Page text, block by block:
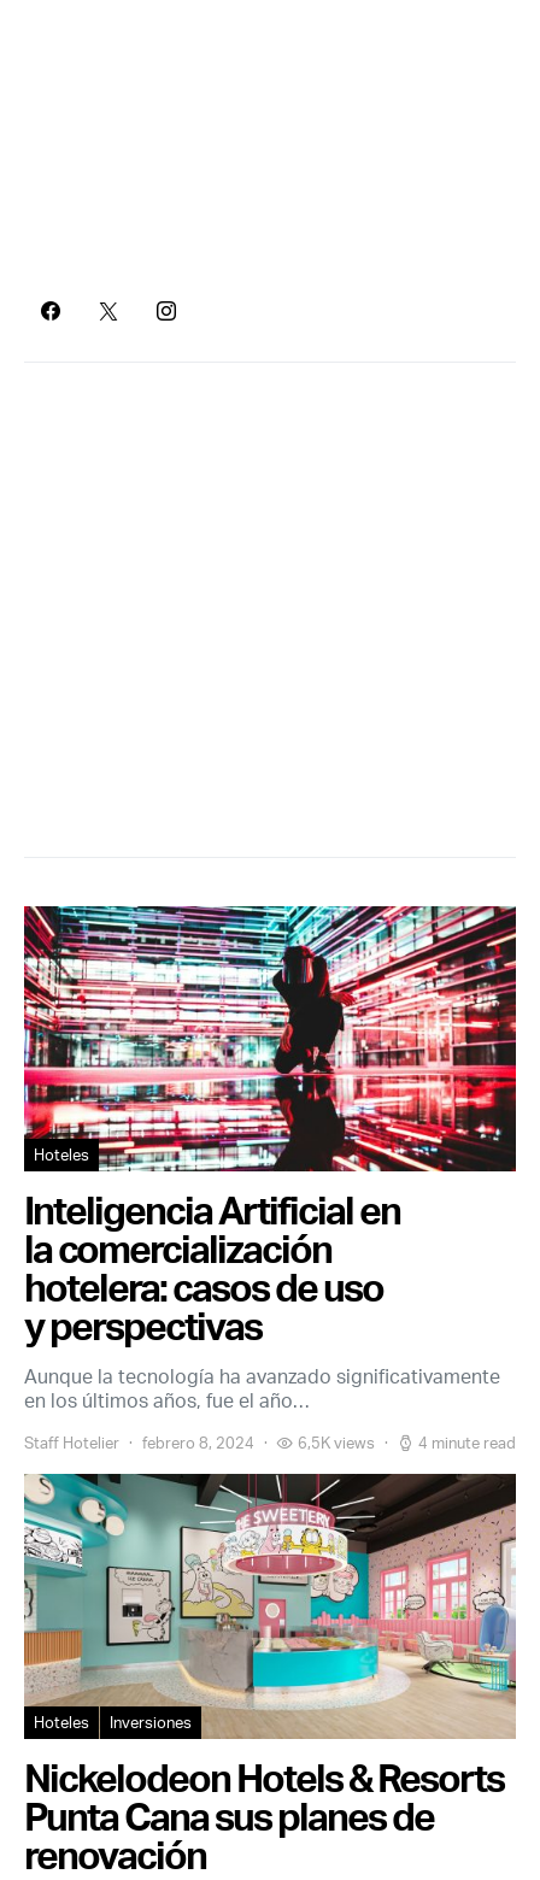
Hoteles
Inteligencia Artificial en
la comercialización
hotelera: casos de uso
y perspectivas
Aunque la tecnología ha avanzado significativamente
en los últimos años, fue el año…
Staff Hotelier febrero 8, 2024 6,5K views 4 minute read
Hoteles Inversiones
Nickelodeon Hotels & Resorts
Punta Cana sus planes de
renovación